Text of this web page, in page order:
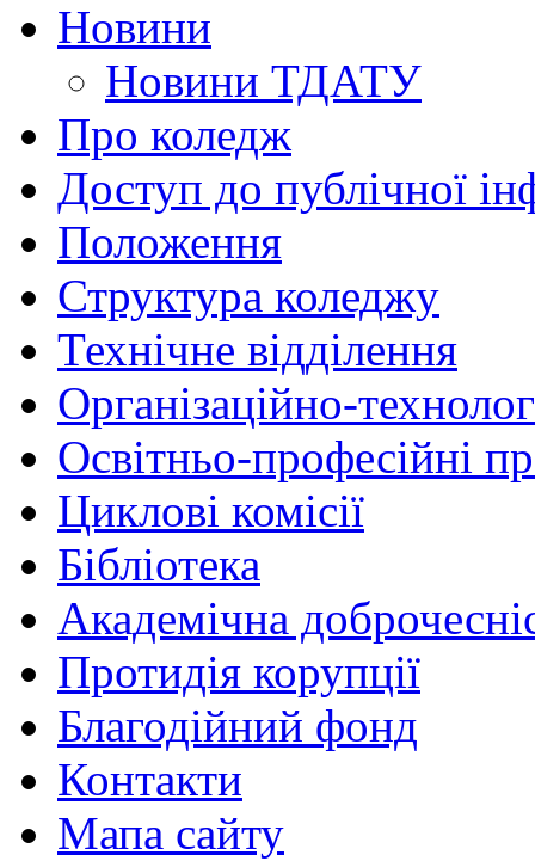
Новини
Новини ТДАТУ
Про коледж
Доступ до публічної
Положення
Структура коледжу
Технічне відділення
Організаційно-
Освітньо-професійні
Циклові комісії
Бібліотека
Академічна
Протидія корупції
Благодійний фонд
Контакти
Мапа сайту